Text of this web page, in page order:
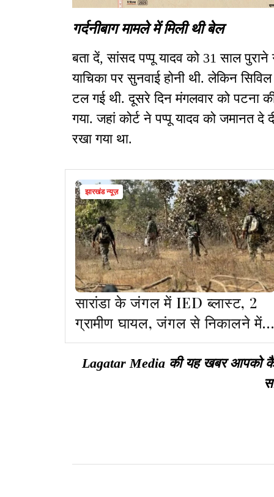
गर्दनीबाग मामले में मिली थी बेल
बता दें, सांसद पप्पू यादव को 31 साल पुराने
याचिका पर सुनवाई होनी थी. लेकिन
टल गई थी. दूसरे दिन मंगलवार को पटना
गया. जहां कोर्ट ने पप्पू यादव को जमानत दे
रखा गया था.
झारखंड न्यूज़
सारांडा के जंगल में IED ब्लास्ट, 2
ग्रामीण घायल, जंगल से निकालने में
जुटे सुरक्षाकर्मी
Lagatar Media की यह खबर आपको